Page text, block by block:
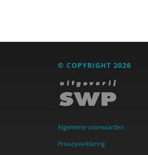
© COPYRIGHT 2026
Algemene voorwaarden
Privacyverklaring